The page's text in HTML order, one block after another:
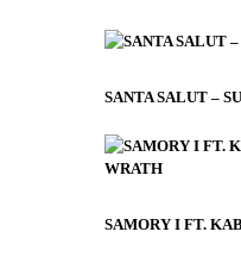
SANTA SALUT –
SAMORY I FT.